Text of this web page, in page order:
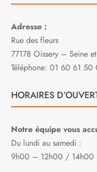
Adresse :
Rue des fleurs
77178 Oissery – Seine
Téléphone: 01 60 61 50
HORAIRES
Notre équipe vous
Du lundi au samedi :
9h00 – 12h00 / 14h00